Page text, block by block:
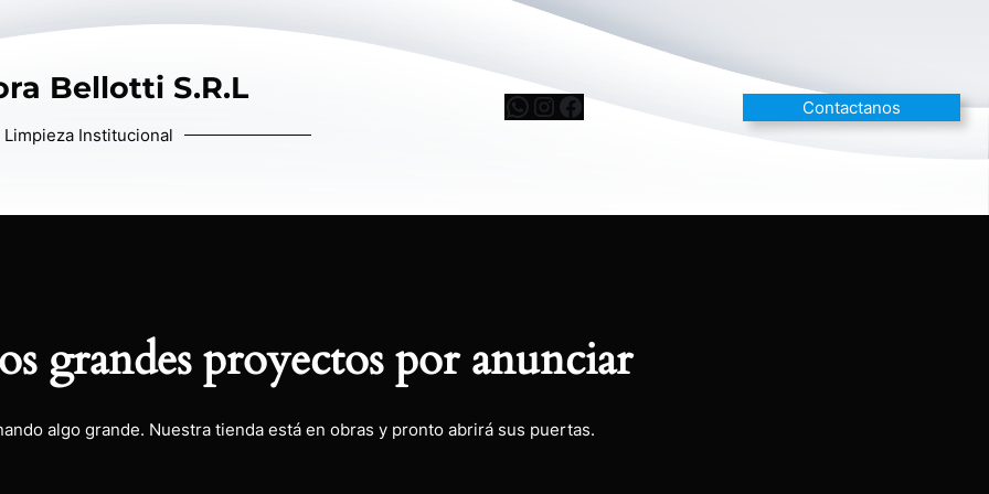
Bellotti S.R.L
Institucional
Contactanos
grandes proyectos por anunciar
algo grande. Nuestra tienda está en obras y pronto abrirá sus puertas.